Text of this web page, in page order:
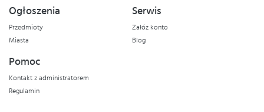
Ogłoszenia
Przedmioty
Miasta
Serwis
Załóż konto
Blog
Pomoc
Kontakt z administratorem
Regulamin